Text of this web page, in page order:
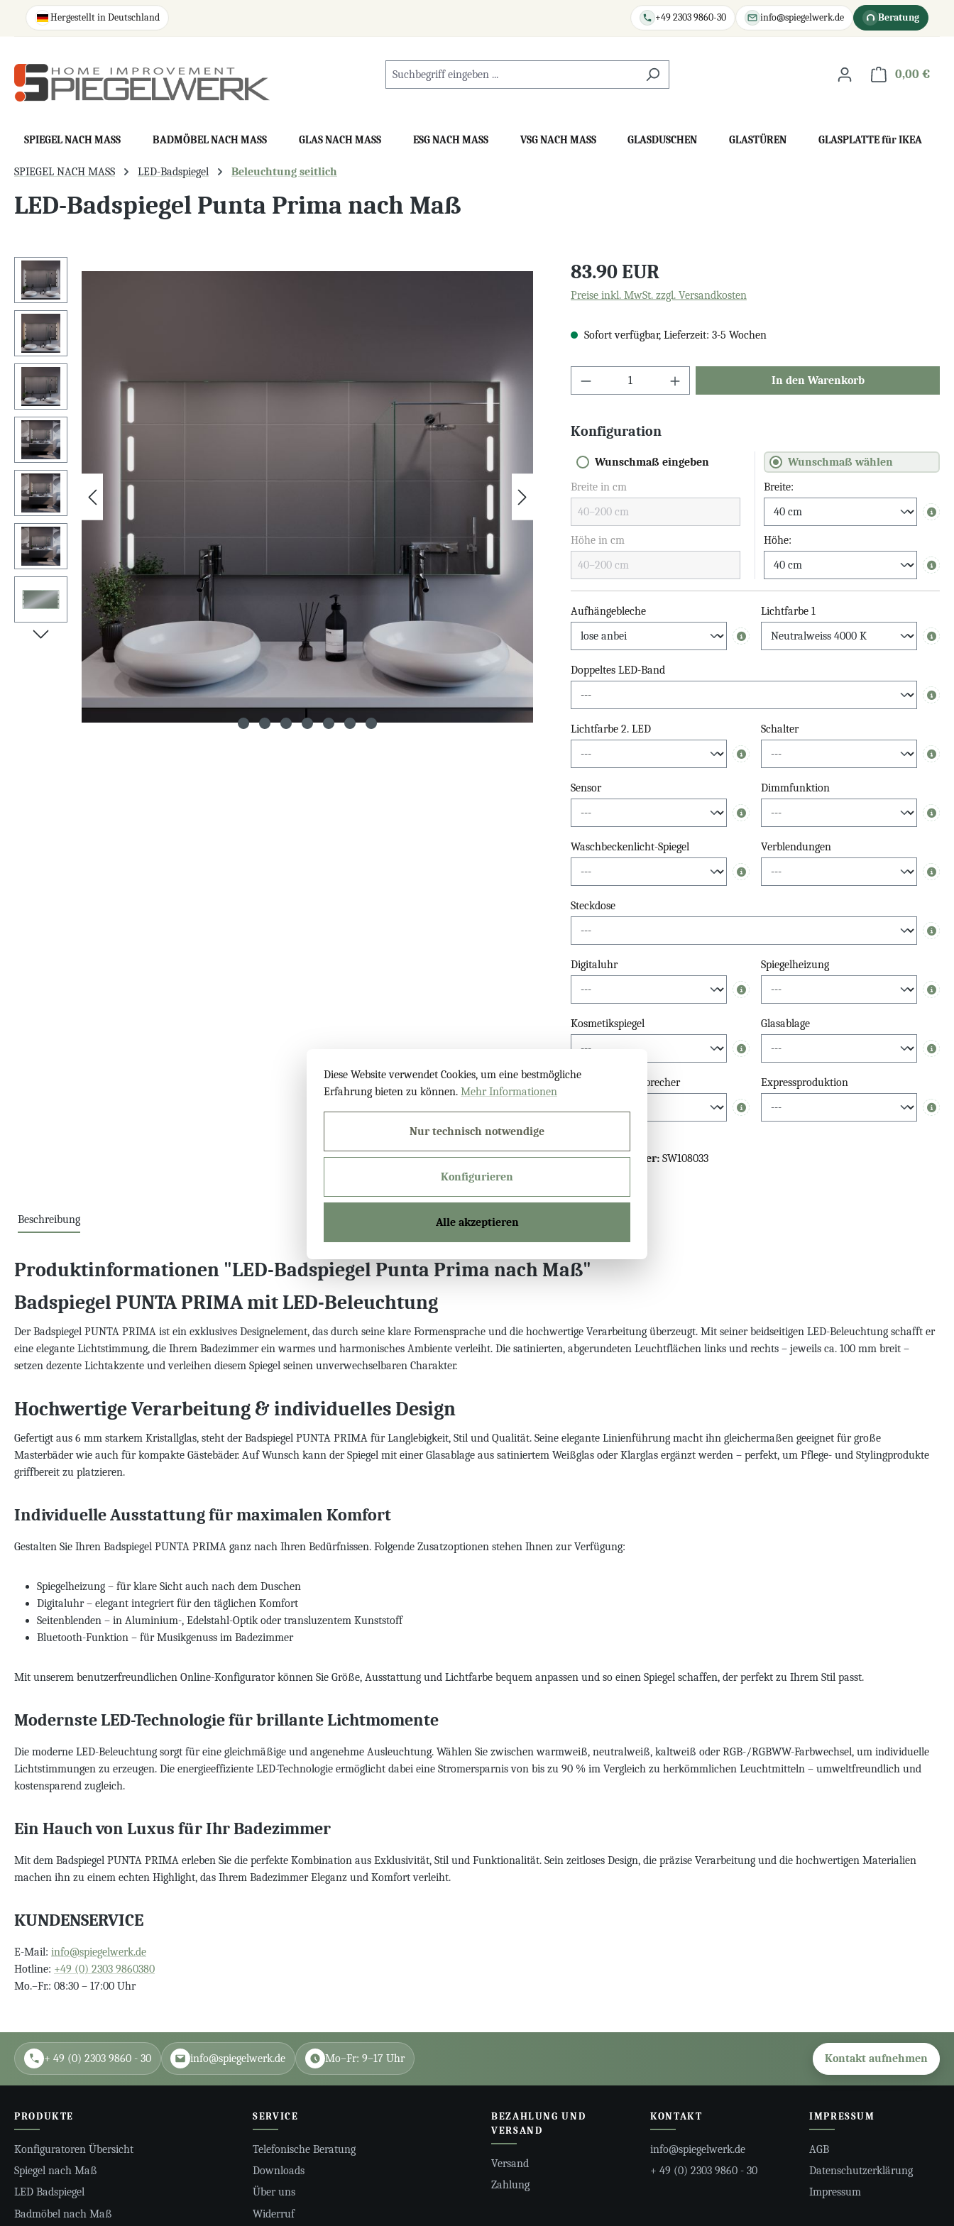
Zur Hauptnavigation springen
Hergestellt in Deutschland +49 2303 9860-30 info@spiegelwerk.de Beratung
0,00 €
SPIEGEL NACH MASS BADMÖBEL NACH MASS GLAS NACH MASS ESG NACH MASS VSG NACH MASS GLASDUSCHEN GLASTÜREN GLASPLATTE für IKEA
SPIEGEL NACH MASS LED-Badspiegel Beleuchtung seitlich
LED-Badspiegel Punta Prima nach Maß
Bildergalerie überspringen 83.90 EUR
Preise inkl. MwSt. zzgl. Versandkosten
Sofort verfügbar, Lieferzeit: 3-5 Wochen
In den Warenkorb
Konfiguration
Wunschmaß eingeben
Breite in cm
Höhe in cm
Wunschmaß wählen
Breite:
Info
Höhe:
Info
Aufhängebleche
Info
Lichtfarbe 1
Info
Doppeltes LED-Band
Info
Lichtfarbe 2. LED
Info
Schalter
Info
Sensor
Info
Dimmfunktion
Info
Waschbeckenlicht-Spiegel
Info
Verblendungen
Info
Steckdose
Info
Digitaluhr
Info
Spiegelheizung
Info
Kosmetikspiegel
Info
Glasablage
Info
Bluetooth Lautsprecher
Info
Expressproduktion
Info
Produktnummer: SW108033
Beschreibung
Produktinformationen "LED-Badspiegel Punta Prima nach Maß"
Badspiegel PUNTA PRIMA mit LED-Beleuchtung
Der Badspiegel PUNTA PRIMA ist ein exklusives Designelement, das durch seine klare Formensprache und die hochwertige Verarbeitung überzeugt. Mit seiner beidseitigen LED-Beleuchtung schafft er
eine elegante Lichtstimmung, die Ihrem Badezimmer ein warmes und harmonisches Ambiente verleiht. Die satinierten, abgerundeten Leuchtflächen links und rechts – jeweils ca. 100 mm breit –
setzen dezente Lichtakzente und verleihen diesem Spiegel seinen unverwechselbaren Charakter.
Hochwertige Verarbeitung & individuelles Design
Gefertigt aus 6 mm starkem Kristallglas, steht der Badspiegel PUNTA PRIMA für Langlebigkeit, Stil und Qualität. Seine elegante Linienführung macht ihn gleichermaßen geeignet für große
Masterbäder wie auch für kompakte Gästebäder. Auf Wunsch kann der Spiegel mit einer Glasablage aus satiniertem Weißglas oder Klarglas ergänzt werden – perfekt, um Pflege- und Stylingprodukte
griffbereit zu platzieren.
Individuelle Ausstattung für maximalen Komfort
Gestalten Sie Ihren Badspiegel PUNTA PRIMA ganz nach Ihren Bedürfnissen. Folgende Zusatzoptionen stehen Ihnen zur Verfügung:
Spiegelheizung – für klare Sicht auch nach dem Duschen
Digitaluhr – elegant integriert für den täglichen Komfort
Seitenblenden – in Aluminium-, Edelstahl-Optik oder transluzentem Kunststoff
Bluetooth-Funktion – für Musikgenuss im Badezimmer
Mit unserem benutzerfreundlichen Online-Konfigurator können Sie Größe, Ausstattung und Lichtfarbe bequem anpassen und so einen Spiegel schaffen, der perfekt zu Ihrem Stil passt.
Modernste LED-Technologie für brillante Lichtmomente
Die moderne LED-Beleuchtung sorgt für eine gleichmäßige und angenehme Ausleuchtung. Wählen Sie zwischen warmweiß, neutralweiß, kaltweiß oder RGB-/RGBWW-Farbwechsel, um individuelle
Lichtstimmungen zu erzeugen. Die energieeffiziente LED-Technologie ermöglicht dabei eine Stromersparnis von bis zu 90 % im Vergleich zu herkömmlichen Leuchtmitteln – umweltfreundlich und
kostensparend zugleich.
Ein Hauch von Luxus für Ihr Badezimmer
Mit dem Badspiegel PUNTA PRIMA erleben Sie die perfekte Kombination aus Exklusivität, Stil und Funktionalität. Sein zeitloses Design, die präzise Verarbeitung und die hochwertigen Materialien
machen ihn zu einem echten Highlight, das Ihrem Badezimmer Eleganz und Komfort verleiht.
KUNDENSERVICE
E-Mail: info@spiegelwerk.de
Hotline: +49 (0) 2303 9860380
Mo.–Fr.: 08:30 – 17:00 Uhr
+ 49 (0) 2303 9860 - 30 info@spiegelwerk.de Mo–Fr: 9–17 Uhr Kontakt aufnehmen
PRODUKTE
Konfiguratoren Übersicht
Spiegel nach Maß
LED Badspiegel
Badmöbel nach Maß
SERVICE
Telefonische Beratung
Downloads
Über uns
Widerruf
BEZAHLUNG UND
VERSAND
Versand
Zahlung
KONTAKT
info@spiegelwerk.de
+ 49 (0) 2303 9860 - 30
IMPRESSUM
AGB
Datenschutzerklärung
Impressum
Diese Website verwendet Cookies, um eine bestmögliche
Erfahrung bieten zu können. Mehr Informationen
Nur technisch notwendige
Konfigurieren
Alle akzeptieren